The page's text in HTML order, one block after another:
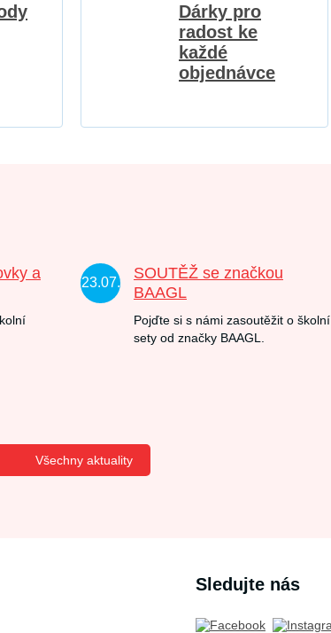
Dárky pro
radost ke
každé
objednávce
a
23.07.
SOUTĚŽ se značkou
BAAGL
Pojďte si s námi zasoutěžit o školní
sety od značky BAAGL.
Všechny aktuality
Sledujte nás